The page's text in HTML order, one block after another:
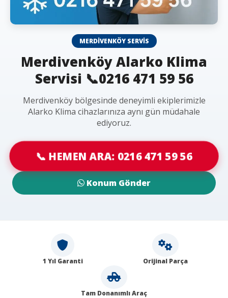
MERDIVENKÖY SERVIS
Merdivenköy Alarko Klima
Servisi 📞0216 471 59 56
Merdivenköy bölgesinde deneyimli ekiplerimizle
Alarko Klima cihazlarınıza aynı gün müdahale
ediyoruz.
📞 HEMEN ARA: 0216 471 59 56
Konum Gönder
1 Yıl Garanti Orijinal Parça
Tam Donanımlı Araç